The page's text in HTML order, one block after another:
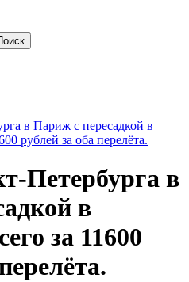
в Париж с пересадкой в
рублей за оба перелёта.
Петербурга в
в
за 11600